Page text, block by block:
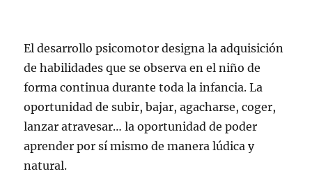
El desarrollo psicomotor designa la adquisición
de habilidades que se observa en el niño de
forma continua durante toda la infancia. La
oportunidad de subir, bajar, agacharse, coger,
lanzar atravesar… la oportunidad de poder
aprender por sí mismo de manera lúdica y
natural.